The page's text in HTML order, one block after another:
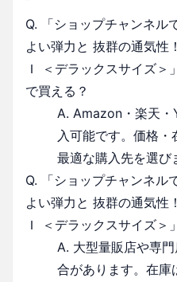
Q. 「ショップチャンネ
よい弾力と 抜群の通気性
Ｉ ＜デラックスサイズ＞
で買える？
A. Amazon・楽天
入可能です。価格
最適な購入先を選び
Q. 「ショップチャンネ
よい弾力と 抜群の通気性
Ｉ ＜デラックスサイズ＞
A. 大型量販店や専
合があります。在庫